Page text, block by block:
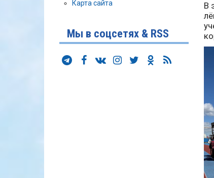
В
Карта сайта
Мы в соцсетях & RSS